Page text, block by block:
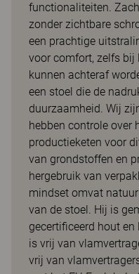
functionaliteiten.
zonder zichtbare
een prachtige
voor comfort, zelfs bij
kunnen achteraf
een stoel die de
duurzaamheid. Wij
hebben controle over
productieketen voor
van grondstoffen en
hergebruik van
mindset omvat
van de stoel. Hij is
gecertificeerd hout
is vrij van
vrij van